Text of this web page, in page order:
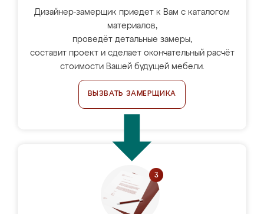
Дизайнер-замерщик приедет к Вам с каталогом
материалов,
проведёт детальные замеры,
составит проект и сделает окончательный расчёт
стоимости Вашей будущей мебели.
ВЫЗВАТЬ ЗАМЕРЩИКА